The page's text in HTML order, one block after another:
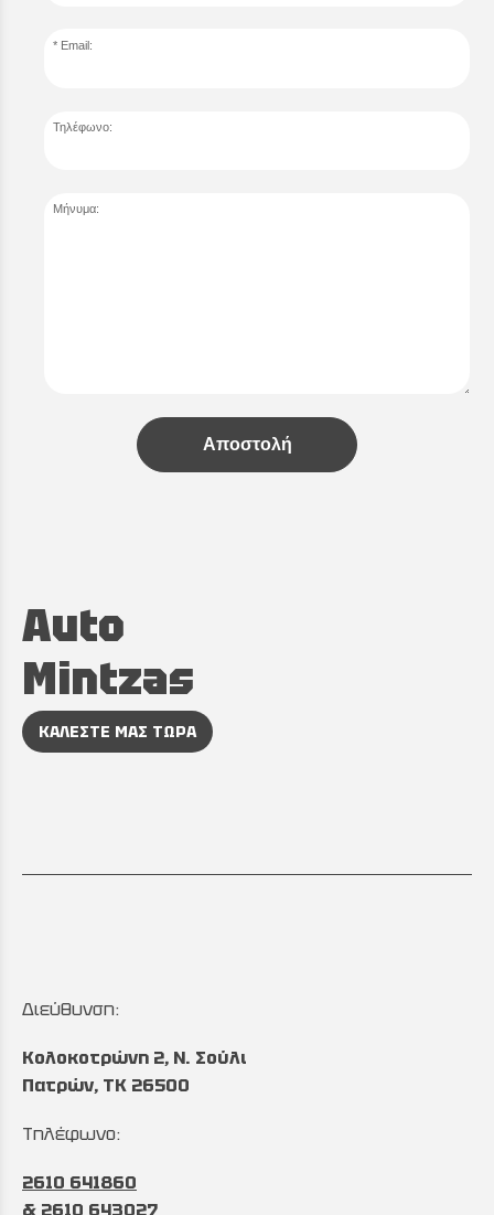
Email:
Τηλέφωνο:
Μήνυμα:
Αποστολή
Auto
Mintzas
ΚΑΛΕΣΤΕ ΜΑΣ ΤΩΡΑ
Διεύθυνση:
Κολοκοτρώνη 2, Ν. Σούλι
Πατρών, TK 26500
Τηλέφωνο:
2610 641860
& 2610 643027